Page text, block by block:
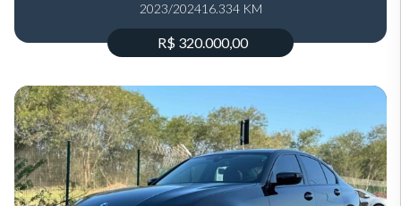
2023/202416.334 KM
R$ 320.000,00